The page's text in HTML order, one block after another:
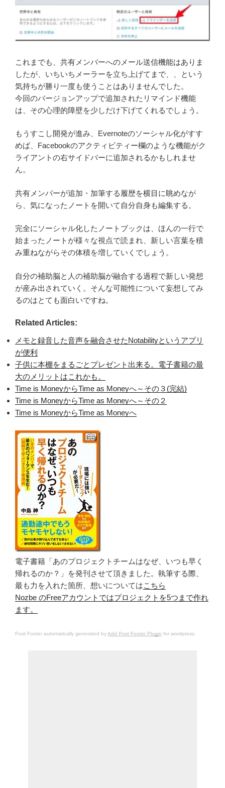
これまでも、共有メンバーへのメール送信機能はありま
したが、いちいちメーラーを立ち上げてまで、、という
気持ちが勝り一度も使うことはありませんでした。
今回のバージョンアップで追加されたリマインド機能
は、その心理的障壁を少しだけ下げてくれるでしょう。
もうすこし開発が進み、Evernoteのソーシャル化がすす
めば、Facebookのアクティビティー欄のような機能がク
ライアントの右サイドバーに追加されるかもしれませ
ん。
共有メンバーが追加・加筆する履歴を横目に眺めなが
ら、気になったノートを開いて自分自身も編集する。
完全にソーシャル化したノートブックは、ほんの一行で
始まったノートが様々な視点で読まれ、新しい言葉を積
み重ねながらその体積を増していくでしょう。
自分の補助脳と人の補助脳が融合する過程で新しい発想
が産み出されていく。そんな可能性について妄想してみ
るのはとても面白いですね。
Related Articles:
メモと録音した音声を融合させたNotabilityというアプリ
が便利
子供に本棚をまるごとプレゼント出来る。電子書籍の最
大のメリットはこれかも。
Time is MoneyからTime as Moneyへ～その３(完結)
Time is MoneyからTime as Moneyへ～その２
Time is MoneyからTime as Moneyへ
電子書籍「あのプロジェクトチームはなぜ、いつも早く
帰れるのか？」を発刊させて頂きました。執筆する際、
最も力を入れた箇所、想いについてはこちら
Nozbe のFreeアカウントではプロジェクトを5つまで作れ
ます。
Post Footer automatically generated byAdd Post Footer Plugin for wordpress.